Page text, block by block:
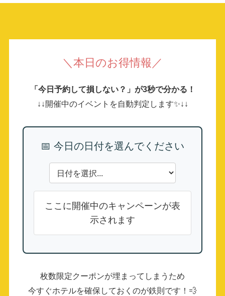
＼本日のお得情報／
「今日予約して損しない？」が3秒で分かる！
↓↓開催中のイベントを自動判定します✨↓↓
📅 今日の日付を選んでください
ここに開催中のキャンペーンが表
示されます
枚数限定クーポンが埋まってしまうため
今すぐホテルを確保しておくのが鉄則です！💨